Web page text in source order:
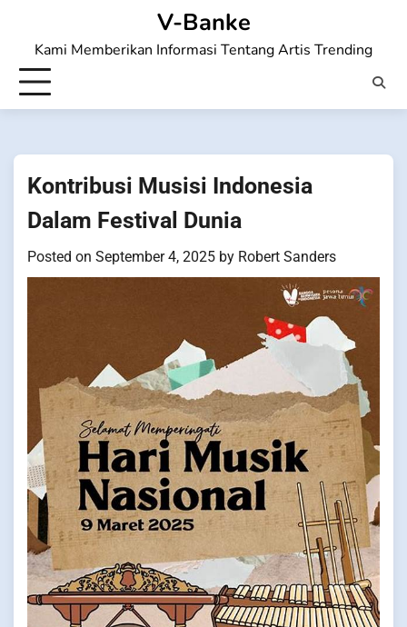
content
V-Banke
Kami Memberikan Informasi Tentang Artis Trending
Kontribusi Musisi Indonesia
Dalam Festival Dunia
Posted on September 4, 2025 by Robert Sanders